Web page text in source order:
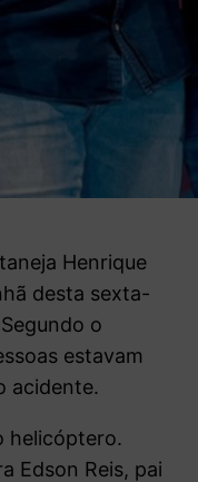
Henrique
desta sexta-
o
estavam
acidente.
helicóptero.
Edson Reis, pai